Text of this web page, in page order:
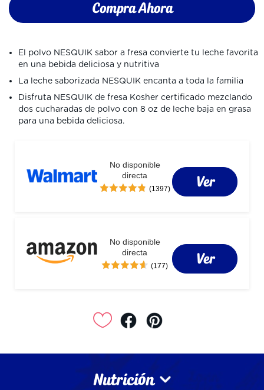
Compra Ahora
El polvo NESQUIK sabor a fresa convierte tu leche favorita
en una bebida deliciosa y nutritiva
La leche saborizada NESQUIK encanta a toda la familia
Disfruta NESQUIK de fresa Kosher certificado mezclando
dos cucharadas de polvo con 8 oz de leche baja en grasa
para una bebida deliciosa.
No disponible
directa
(1397) Ver
No disponible
directa
(177) Ver
Nutrición